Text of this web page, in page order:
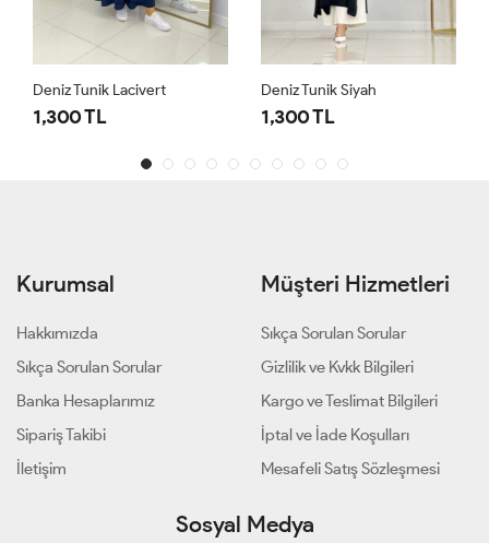
Deniz Tunik Lacivert
1,300 TL
Deniz Tunik Siyah
1,300 TL
Kurumsal
Hakkımızda
Sıkça Sorulan Sorular
Banka Hesaplarımız
Sipariş Takibi
İletişim
Müşteri Hizmetleri
Sıkça Sorulan Sorular
Gizlilik ve Kvkk Bilgileri
Kargo ve Teslimat Bilgileri
İptal ve İade Koşulları
Mesafeli Satış Sözleşmesi
Sosyal Medya